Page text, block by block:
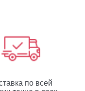
по всей